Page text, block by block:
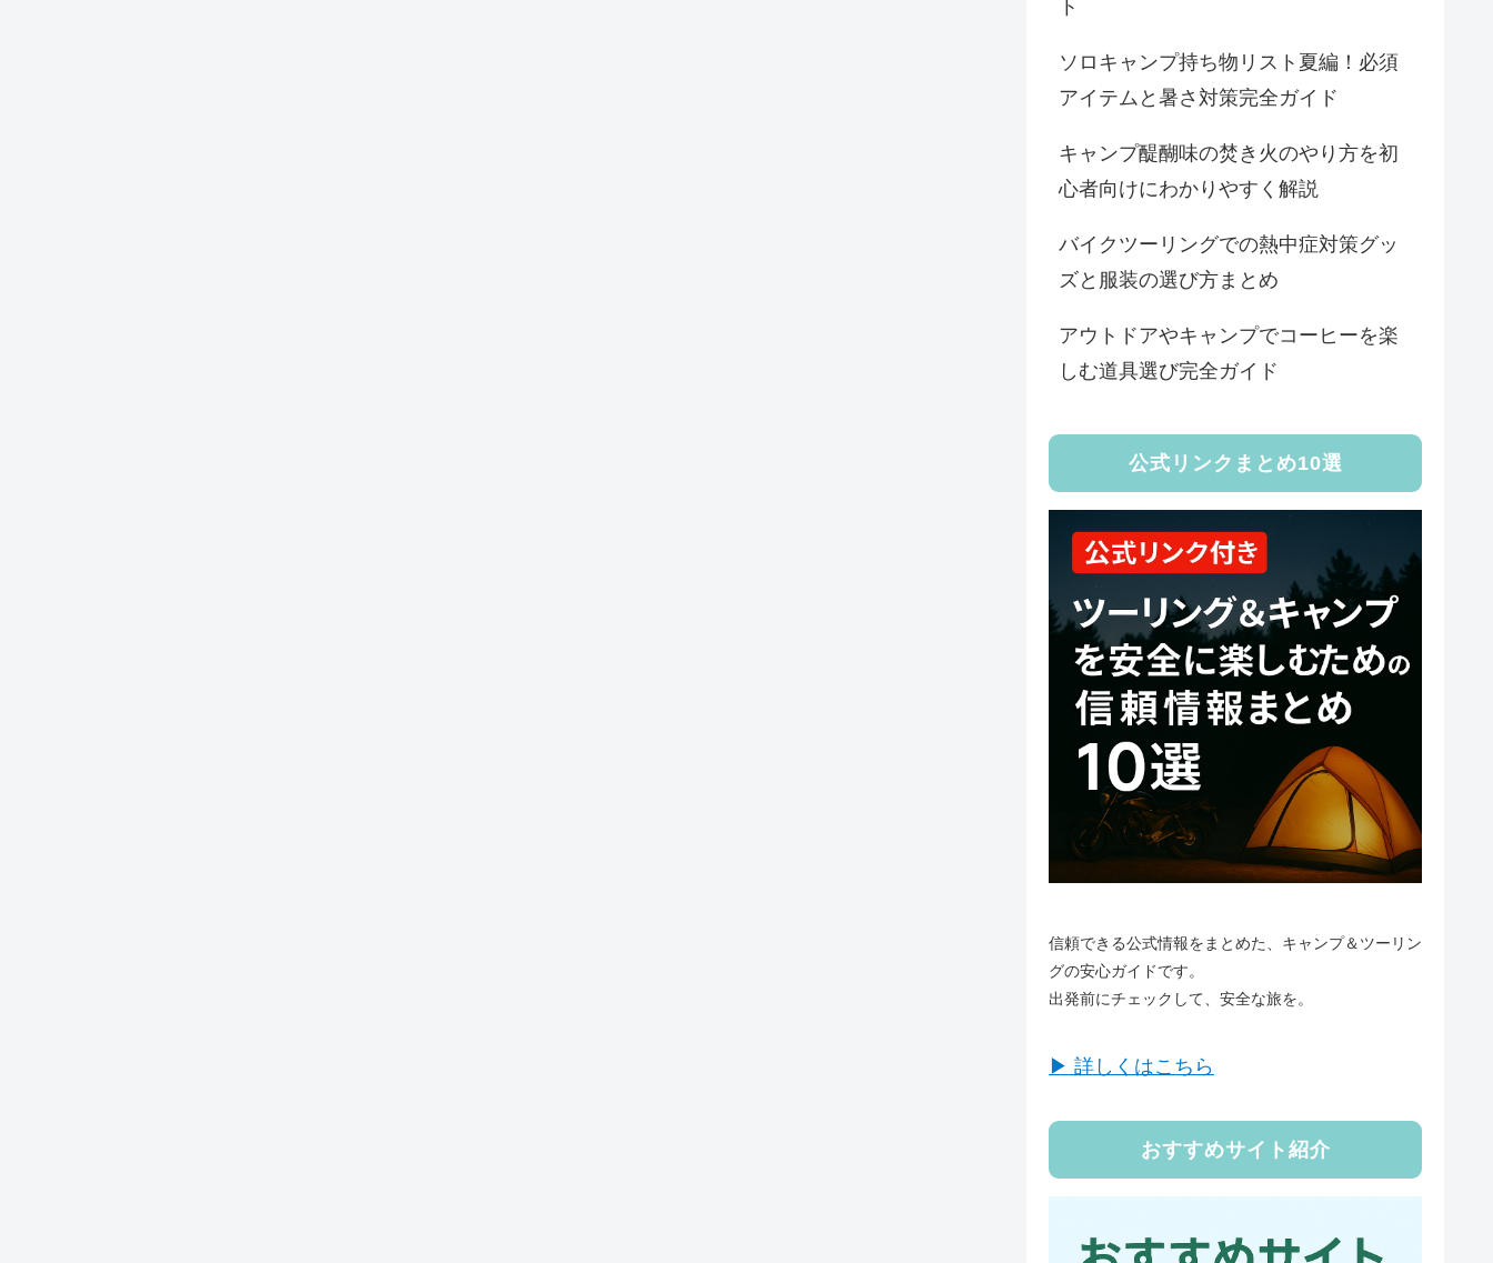
ト
ソロキャンプ持ち物リスト夏編！必須
アイテムと暑さ対策完全ガイド
キャンプ醍醐味の焚き火のやり方を初
心者向けにわかりやすく解説
バイクツーリングでの熱中症対策グッ
ズと服装の選び方まとめ
アウトドアやキャンプでコーヒーを楽
しむ道具選び完全ガイド
公式リンクまとめ10選
信頼できる公式情報をまとめた、キャンプ＆ツーリン
グの安心ガイドです。
出発前にチェックして、安全な旅を。
▶ 詳しくはこちら
おすすめサイト紹介